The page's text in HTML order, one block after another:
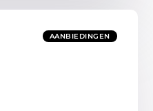
AANBIEDINGEN